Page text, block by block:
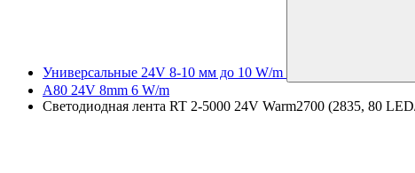
Универсальные 24V 8-10 мм до 10 W/m
A80 24V 8mm 6 W/m
Светодиодная лента RT 2-5000 24V Warm2700 (2835, 80